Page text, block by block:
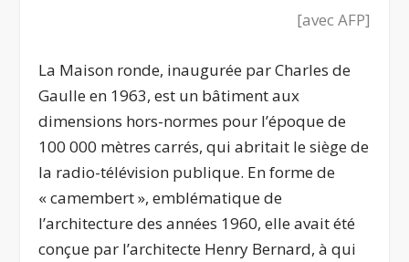
[avec AFP]
La Maison ronde, inaugurée par Charles de
Gaulle en 1963, est un bâtiment aux
dimensions hors-normes pour l’époque de
100 000 mètres carrés, qui abritait le siège de
la radio-télévision publique. En forme de
« camembert », emblématique de
l’architecture des années 1960, elle avait été
conçue par l’architecte Henry Bernard, à qui